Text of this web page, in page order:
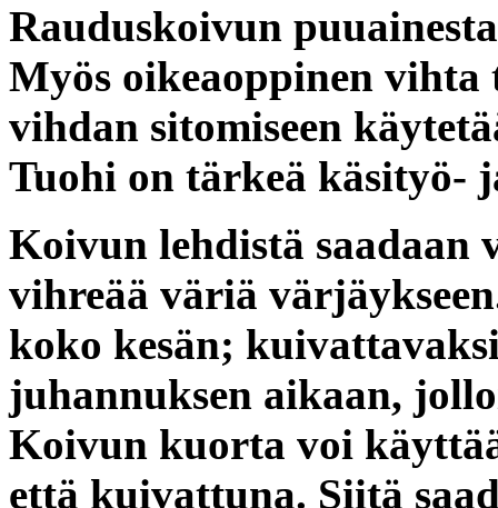
Rauduskoivun puuainesta
Myös oikeaoppinen vihta
vihdan sitomiseen
Tuohi on tärkeä käsityö-
Koivun lehdistä saadaan
vihreää väriä
koko kesän;
juhannuksen aikaan,
Koivun kuorta voi
että kuivattuna. Siitä